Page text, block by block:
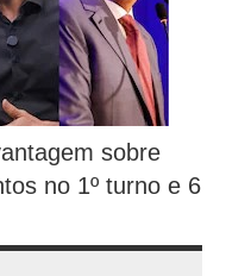
sobre
no 1º turno e 6